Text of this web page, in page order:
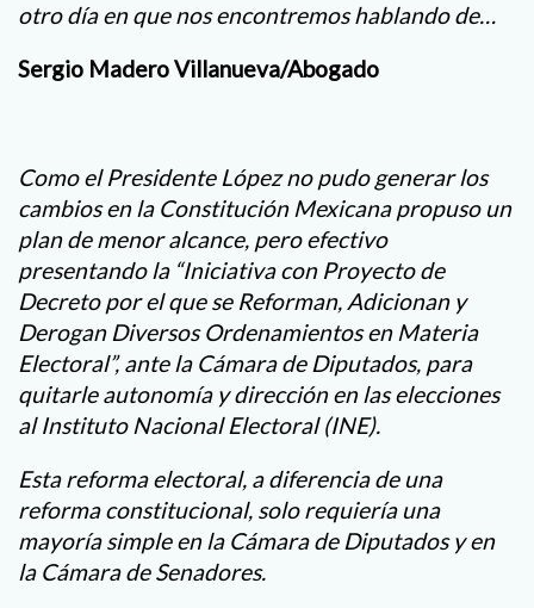
otro día en que nos encontremos hablando de…
Sergio Madero Villanueva/Abogado
Como el Presidente López no pudo generar los
cambios en la Constitución Mexicana propuso un
plan de menor alcance, pero efectivo
presentando la “Iniciativa con Proyecto de
Decreto por el que se Reforman, Adicionan y
Derogan Diversos Ordenamientos en Materia
Electoral”, ante la Cámara de Diputados, para
quitarle autonomía y dirección en las elecciones
al Instituto Nacional Electoral (INE).
Esta reforma electoral, a diferencia de una
reforma constitucional, solo requiería una
mayoría simple en la Cámara de Diputados y en
la Cámara de Senadores.